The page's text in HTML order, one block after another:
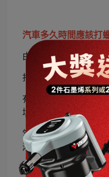
汽車多久時間應該打
由於車輛行駛的環境
打蠟的時間間隔也不
有室內車庫可以停放
境的車輛；每隔1至2
常置於露天停放的車
淋，最好每1個月就打
當然這並非硬性規定